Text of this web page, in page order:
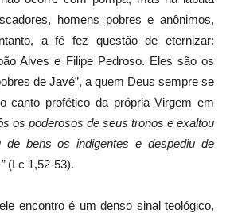
homens pobres e anônimos,
a fé fez questão de eternizar:
Alves e Filipe Pedroso. Eles são os
de Javé”, a quem Deus sempre se
canto profético da própria Virgem em
os poderosos de seus tronos e exaltou
de bens os indigentes e despediu de
(Lc 1,52-53).
encontro é um denso sinal teológico,